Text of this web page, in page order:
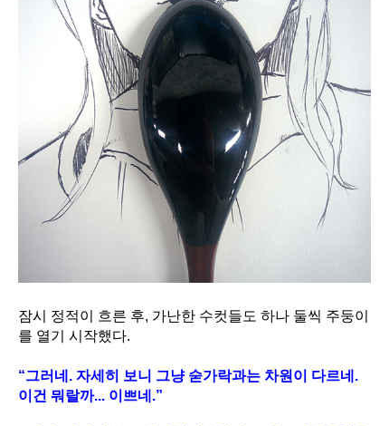
잠시 정적이 흐른 후, 가난한 수컷들도 하나 둘씩 주둥이
를 열기 시작했다.
“그러네. 자세히 보니 그냥 숟가락과는 차원이 다르네.
이건 뭐랄까... 이쁘네.”